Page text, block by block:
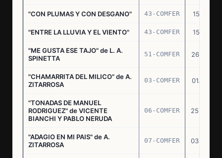
"CON PLUMAS Y CON DESGANO" 43-COMFER 15.11.76
"ENTRE LA LLUVIA Y EL VIENTO" 43-COMFER 15.11.76
"ME GUSTA ESE TAJO" de L. A.
SPINETTA
51-COMFER 26.12.76
"CHAMARRITA DEL MILICO" de A.
ZITARROSA
03-COMFER 01.02.77
"TONADAS DE MANUEL
RODRIGUEZ" de VICENTE
BIANCHI Y PABLO NERUDA
06-COMFER 25.02.77
"ADAGIO EN MI PAIS" de A.
ZITARROSA
07-COMFER 03.03.77